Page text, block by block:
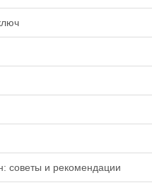
советы и рекомендации